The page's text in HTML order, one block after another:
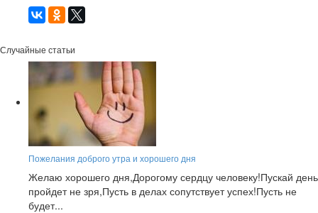
Случайные статьи
Пожелания доброго утра и хорошего дня
Желаю хорошего дня,Дорогому сердцу человеку!Пускай день
пройдет не зря,Пусть в делах сопутствует успех!Пусть не
будет...